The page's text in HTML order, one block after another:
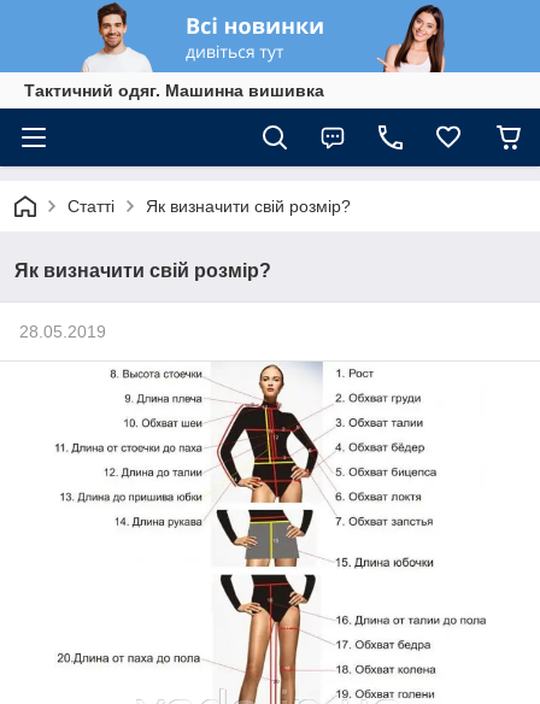
Тактичний одяг. Машинна вишивка
Статті Як визначити свій розмір?
Як визначити свій розмір?
28.05.2019